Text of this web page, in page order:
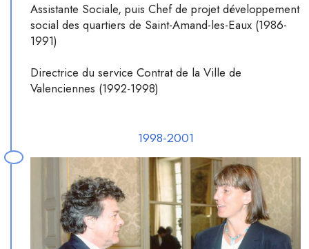
Assistante Sociale, puis Chef de projet développement
social des quartiers de Saint-Amand-les-Eaux (1986-
1991)
Directrice du service Contrat de la Ville de
Valenciennes (1992-1998)
1998-2001